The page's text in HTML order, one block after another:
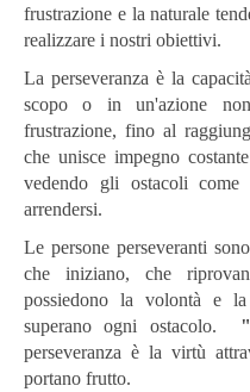
frustrazione e la naturale
realizzare i nostri obiettivi.
La perseveranza è la
scopo o in un'azione
frustrazione, fino al
che unisce impegno
vedendo gli ostacoli
arrendersi.
Le persone perseveranti
che iniziano, che
possiedono la volontà e
superano ogni ostacolo.
perseveranza è la virtù
portano frutto.